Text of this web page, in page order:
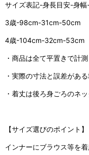
サイズ表記-身長目安-身
3歳-98cm-31cm-50cm
4歳-104cm-32cm-53cm
・商品は全て平置きで計測
・実際の寸法と誤差があ
・着丈は後ろ身ごろのネ
【サイズ選びのポイント】
インナーにブラウス等を